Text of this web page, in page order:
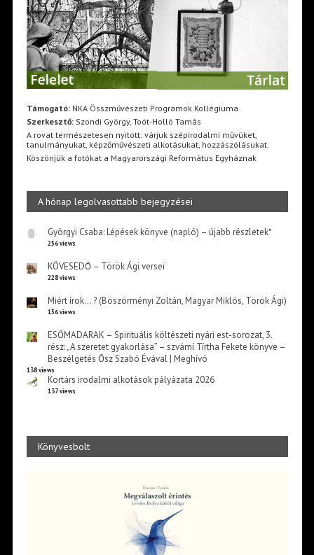
Támogató:NKA Összművészeti Programok Kollégiuma
Szerkesztő:Szondi György, Toót-Holló Tamás
A rovat természetesen nyitott: várjuk szépirodalmi művüket,
tanulmányukat, képzőművészeti alkotásukat, hozzászólásukat.
Köszönjük a fotókat a Magyarországi Református Egyháznak
A hónap legolvasottabb bejegyzései
Györgyi Csaba: Lépések könyve (napló) – újabb részletek*
256 views
KÖVESEDŐ – Török Ági versei
228 views
Miért írok… ? (Böszörményi Zoltán, Magyar Miklós, Török Ági)
156 views
ESŐMADARAK – Spirituális költészeti nyári est-sorozat, 3.
rész: „A szeretet gyakorlása” – szvámí Tírtha Fekete könyve –
Beszélgetés Ősz Szabó Évával | Meghívó
138 views
Kortárs irodalmi alkotások pályázata 2026
137 views
Könyvesbolt